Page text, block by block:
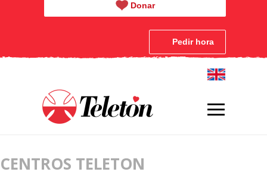
Donar
Pedir hora
CENTROS TELETON